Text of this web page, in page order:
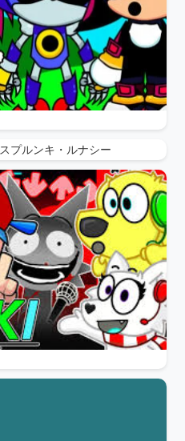
スプルンキ・ルナシー